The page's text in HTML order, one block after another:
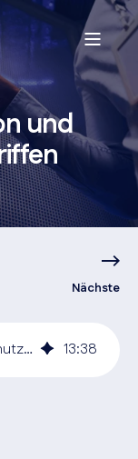
und
Nächste
Cyberangriff: Definition und Schutz vor Cyberangriffen 13:38